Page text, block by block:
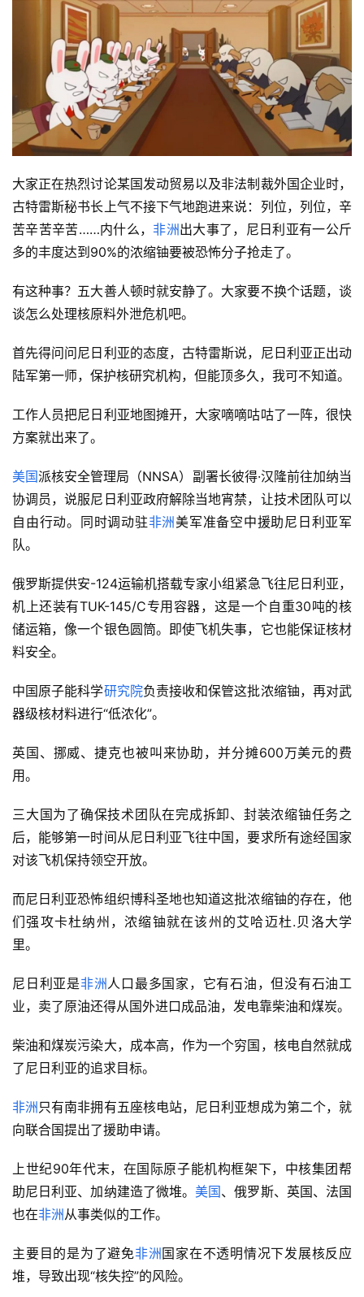
大家正在热烈讨论某国发动贸易以及非法制裁外国企业时，
古特雷斯秘书长上气不接下气地跑进来说：列位，列位，辛
苦辛苦辛苦……内什么，非洲出大事了，尼日利亚有一公斤
多的丰度达到90%的浓缩铀要被恐怖分子抢走了。
有这种事？五大善人顿时就安静了。大家要不换个话题，谈
谈怎么处理核原料外泄危机吧。
首先得问问尼日利亚的态度，古特雷斯说，尼日利亚正出动
陆军第一师，保护核研究机构，但能顶多久，我可不知道。
工作人员把尼日利亚地图摊开，大家嘀嘀咕咕了一阵，很快
方案就出来了。
美国派核安全管理局（NNSA）副署长彼得·汉隆前往加纳当
协调员，说服尼日利亚政府解除当地宵禁，让技术团队可以
自由行动。同时调动驻非洲美军准备空中援助尼日利亚军
队。
俄罗斯提供安-124运输机搭载专家小组紧急飞往尼日利亚，
机上还装有TUK-145/C专用容器，这是一个自重30吨的核
储运箱，像一个银色圆筒。即使飞机失事，它也能保证核材
料安全。
中国原子能科学研究院负责接收和保管这批浓缩铀，再对武
器级核材料进行“低浓化”。
英国、挪威、捷克也被叫来协助，并分摊600万美元的费
用。
三大国为了确保技术团队在完成拆卸、封装浓缩铀任务之
后，能够第一时间从尼日利亚飞往中国，要求所有途经国家
对该飞机保持领空开放。
而尼日利亚恐怖组织博科圣地也知道这批浓缩铀的存在，他
们强攻卡杜纳州，浓缩铀就在该州的艾哈迈杜.贝洛大学
里。
尼日利亚是非洲人口最多国家，它有石油，但没有石油工
业，卖了原油还得从国外进口成品油，发电靠柴油和煤炭。
柴油和煤炭污染大，成本高，作为一个穷国，核电自然就成
了尼日利亚的追求目标。
非洲只有南非拥有五座核电站，尼日利亚想成为第二个，就
向联合国提出了援助申请。
上世纪90年代末，在国际原子能机构框架下，中核集团帮
助尼日利亚、加纳建造了微堆。美国、俄罗斯、英国、法国
也在非洲从事类似的工作。
主要目的是为了避免非洲国家在不透明情况下发展核反应
堆，导致出现“核失控”的风险。